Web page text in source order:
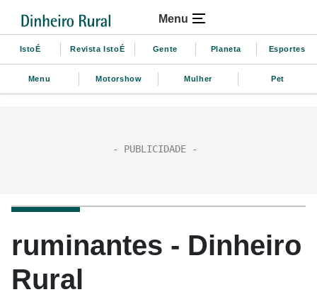
Menu
IstoÉ Revista IstoÉ Gente Planeta Esportes
Menu Motorshow Mulher Pet
ruminantes - Dinheiro
Rural